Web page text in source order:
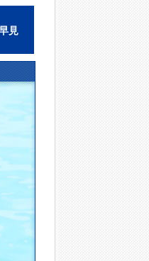
見